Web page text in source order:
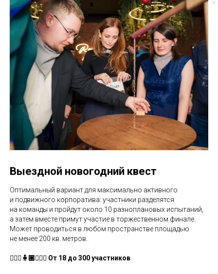
Выездной новогодний квест
Оптимальный вариант для максимально активного
и подвижного корпоратива: участники разделятся
на команды и пройдут около 10 разноплановых испытаний,
а затем вместе примут участие в торжественном финале.
Может проводиться в любом пространстве площадью
не менее 200 кв. метров.
🧍🏻‍♀️🧍🏼🧍🏻‍♂️ От 18 до 300 участников